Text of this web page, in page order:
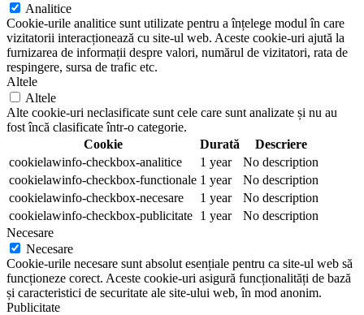
Analitice
Cookie-urile analitice sunt utilizate pentru a înțelege modul în care
vizitatorii interacționează cu site-ul web. Aceste cookie-uri ajută la
furnizarea de informații despre valori, numărul de vizitatori, rata de
respingere, sursa de trafic etc.
Altele
Altele
Alte cookie-uri neclasificate sunt cele care sunt analizate și nu au
fost încă clasificate într-o categorie.
Cookie
Durată
Descriere
cookielawinfo-checkbox-analitice
1 year
No description
cookielawinfo-checkbox-functionale 1 year
No description
cookielawinfo-checkbox-necesare
1 year
No description
cookielawinfo-checkbox-publicitate 1 year
No description
Necesare
Necesare
Cookie-urile necesare sunt absolut esențiale pentru ca site-ul web să
funcționeze corect. Aceste cookie-uri asigură funcționalități de bază
și caracteristici de securitate ale site-ului web, în mod anonim.
Publicitate